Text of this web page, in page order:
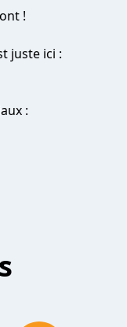
!
juste ici :
: